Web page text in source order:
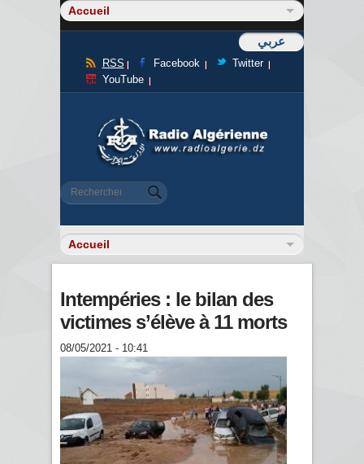
عربي
RSS Facebook
Twitter
YouTube
Formulaire de recherche
Rechercher
Intempéries : le bilan des
victimes s’élève à 11 morts
08/05/2021 - 10:41